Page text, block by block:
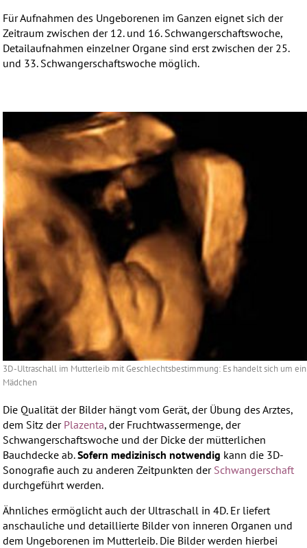
Für Aufnahmen des Ungeborenen im Ganzen eignet sich der
Zeitraum zwischen der 12. und 16. Schwangerschaftswoche,
Detailaufnahmen einzelner Organe sind erst zwischen der 25.
und 33. Schwangerschaftswoche möglich.
3D-Ultraschall im Mutterleib mit Geschlechtsbestimmung: Es handelt sich um ein
Mädchen
Die Qualität der Bilder hängt vom Gerät, der Übung des Arztes,
dem Sitz der Plazenta, der Fruchtwassermenge, der
Schwangerschaftswoche und der Dicke der mütterlichen
Bauchdecke ab.Sofern medizinisch notwendig kann die 3D-
Sonografie auch zu anderen Zeitpunkten der Schwangerschaft
durchgeführt werden.
Ähnliches ermöglicht auch der Ultraschall in 4D. Er liefert
anschauliche und detaillierte Bilder von inneren Organen und
dem Ungeborenen im Mutterleib. Die Bilder werden hierbei